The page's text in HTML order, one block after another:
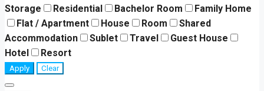
Storage
Residential Bachelor Room
Family Home
Flat / Apartment
House Room
Shared
Accommodation
Sublet Travel
Guest House
Hotel
Resort
Apply Clear